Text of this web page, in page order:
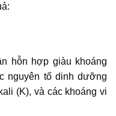
hỗn hợp giàu khoáng
nguyên tố dinh dưỡng
(K), và các khoáng vi